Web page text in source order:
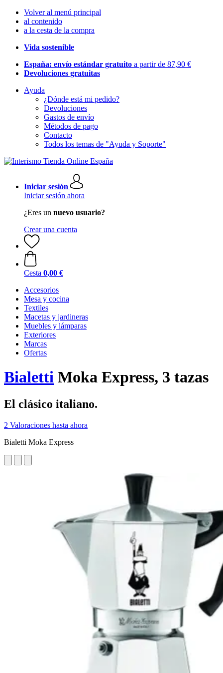
Volver al menú principal
al contenido
a la cesta de la compra
Vida sostenible
España: envío estándar gratuito a partir de 87,90 €
Devoluciones gratuitas
Ayuda
¿Dónde está mi pedido?
Devoluciones
Gastos de envío
Métodos de pago
Contacto
Todos los temas de "Ayuda y Soporte"
Iniciar sesión
Iniciar sesión ahora
¿Eres un nuevo usuario?
Crear una cuenta
Cesta 0,00 €
Accesorios
Mesa y cocina
Textiles
Macetas y jardineras
Muebles y lámparas
Exteriores
Marcas
Ofertas
Bialetti Moka Express, 3 tazas
El clásico italiano.
2 Valoraciones hasta ahora
Bialetti Moka Express